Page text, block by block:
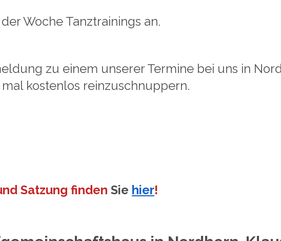
Woche Tanztrainings an.
zu einem unserer Termine bei uns in
kostenlos reinzuschnuppern.
Satzung finden Sie hier!